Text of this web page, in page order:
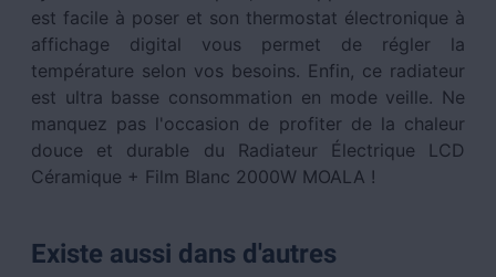
est facile à poser et son thermostat électronique à
affichage digital vous permet de régler la
température selon vos besoins. Enfin, ce radiateur
est ultra basse consommation en mode veille. Ne
manquez pas l'occasion de profiter de la chaleur
douce et durable du Radiateur Électrique LCD
Céramique + Film Blanc 2000W MOALA !
Existe aussi dans d'autres